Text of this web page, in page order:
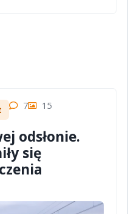
7 15
odsłonie.
się